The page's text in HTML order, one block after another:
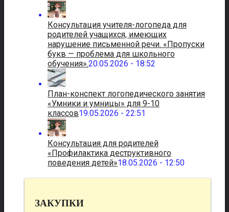
Консультация учителя-логопеда для
родителей учащихся, имеющих
нарушение письменной речи. «Пропуски
букв — проблема для школьного
обучения».20.05.2026 - 18:52
План-конспект логопедического занятия
«Умники и умницы» для 9-10
классов19.05.2026 - 22:51
Консультация для родителей
«Профилактика деструктивного
поведения детей»18.05.2026 - 12:50
ЗАКУПКИ